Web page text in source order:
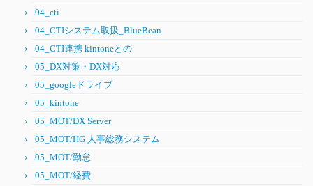
04_cti
04_CTIシステム取扱_BlueBean
04_CTI連携 kintoneとの
05_DX対策・DX対応
05_googleドライブ
05_kintone
05_MOT/DX Server
05_MOT/HG 人事総務システム
05_MOT/勤怠
05_MOT/経費